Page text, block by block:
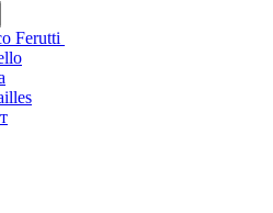
Ferutti